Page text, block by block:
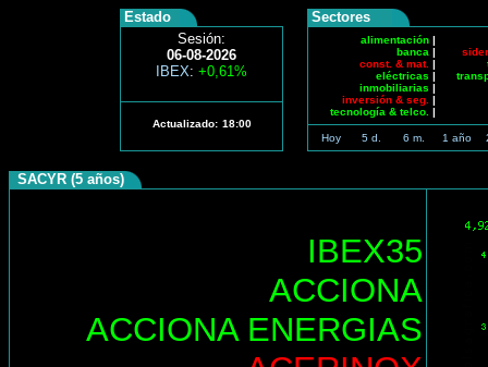
Estado
Sesión:
06-08-2026
IBEX: +0,61%
Actualizado: 18:00
Sectores
alimentación |
banca |
const. & mat. |
eléctricas |
inmobiliarias |
inversión & seg. |
tecnología & telco. |
Hoy 5 d. 6 m. 1 año
SACYR (5 años)
IBEX35
ACCIONA
ACCIONA ENERGIAS